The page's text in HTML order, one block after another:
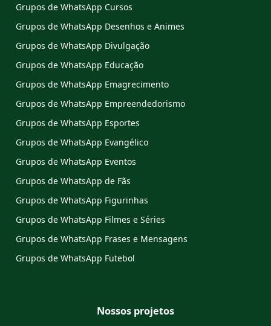
Grupos de WhatsApp Cursos
Grupos de WhatsApp Desenhos e Animes
Grupos de WhatsApp Divulgação
Grupos de WhatsApp Educação
Grupos de WhatsApp Emagrecimento
Grupos de WhatsApp Empreendedorismo
Grupos de WhatsApp Esportes
Grupos de WhatsApp Evangélico
Grupos de WhatsApp Eventos
Grupos de WhatsApp de Fãs
Grupos de WhatsApp Figurinhas
Grupos de WhatsApp Filmes e Séries
Grupos de WhatsApp Frases e Mensagens
Grupos de WhatsApp Futebol
Nossos projetos